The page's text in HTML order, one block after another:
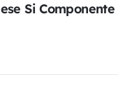
Si Componente